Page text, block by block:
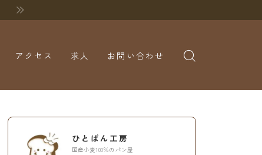
アクセス 求人 お問い合わせ
ひとぱん工房
国産小麦100％のパン屋